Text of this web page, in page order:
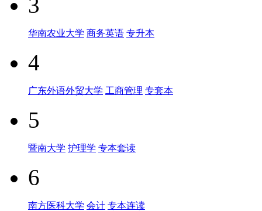
华南农业大学 商务英语 专升本
4
广东外语外贸大学 工商管理 专套本
5
暨南大学 护理学 专本套读
6
南方医科大学 会计 专本连读